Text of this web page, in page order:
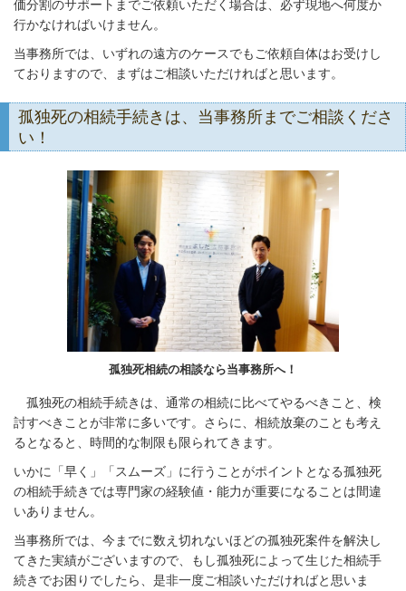
価分割のサポートまでご依頼いただく場合は、必ず現地へ何度か
行かなければいけません。
当事務所では、いずれの遠方のケースでもご依頼自体はお受けし
ておりますので、まずはご相談いただければと思います。
孤独死の相続手続きは、当事務所までご相談くださ
い！
孤独死相続の相談なら当事務所へ！
孤独死の相続手続きは、通常の相続に比べてやるべきこと、検
討すべきことが非常に多いです。さらに、相続放棄のことも考え
るとなると、時間的な制限も限られてきます。
いかに「早く」「スムーズ」に行うことがポイントとなる孤独死
の相続手続きでは専門家の経験値・能力が重要になることは間違
いありません。
当事務所では、今までに数え切れないほどの孤独死案件を解決し
てきた実績がございますので、もし孤独死によって生じた相続手
続きでお困りでしたら、是非一度ご相談いただければと思いま